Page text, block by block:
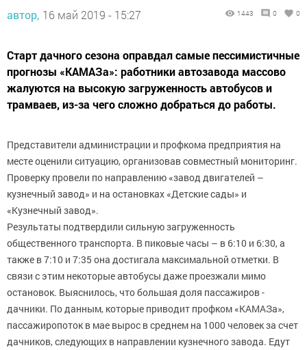
автор, 16 май 2019 - 15:27 1443 0 0
Старт дачного сезона оправдал самые пессимистичные
прогнозы «КАМАЗа»: работники автозавода массово
жалуются на высокую загруженность автобусов и
трамваев, из-за чего сложно добраться до работы.
Представители администрации и профкома предприятия на
месте оценили ситуацию, организовав совместный мониторинг.
Проверку провели по направлению «завод двигателей –
кузнечный завод» и на остановках «Детские сады» и
«Кузнечный завод».
Результаты подтвердили сильную загруженность
общественного транспорта. В пиковые часы – в 6:10 и 6:30, а
также в 7:10 и 7:35 она достигала максимальной отметки. В
связи с этим некоторые автобусы даже проезжали мимо
остановок. Выяснилось, что большая доля пассажиров -
дачники. По данным, которые приводит профком «КАМАЗа»,
пассажиропоток в мае вырос в среднем на 1000 человек за счет
дачников, следующих в направлении кузнечного завода. Едут